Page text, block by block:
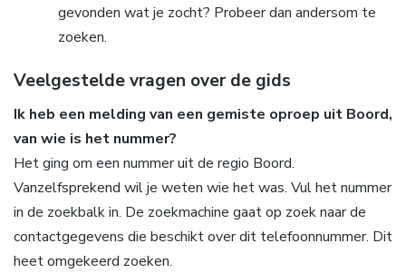
gevonden wat je zocht? Probeer dan andersom te
zoeken.
Veelgestelde vragen over de gids
Ik heb een melding van een gemiste oproep uit Boord,
van wie is het nummer?
Het ging om een nummer uit de regio Boord.
Vanzelfsprekend wil je weten wie het was. Vul het nummer
in de zoekbalk in. De zoekmachine gaat op zoek naar de
contactgegevens die beschikt over dit telefoonnummer. Dit
heet omgekeerd zoeken.